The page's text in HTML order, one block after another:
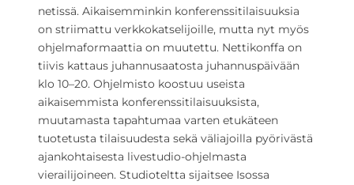
netissä. Aikaisemminkin konferenssitilaisuuksia
on striimattu verkkokatselijoille, mutta nyt myös
ohjelmaformaattia on muutettu. Nettikonffa on
tiivis kattaus juhannusaatosta juhannuspäivään
klo 10–20. Ohjelmisto koostuu useista
aikaisemmista konferenssitilaisuuksista,
muutamasta tapahtumaa varten etukäteen
tuotetusta tilaisuudesta sekä väliajoilla pyörivästä
ajankohtaisesta livestudio-ohjelmasta
vierailijoineen. Studioteltta sijaitsee Isossa